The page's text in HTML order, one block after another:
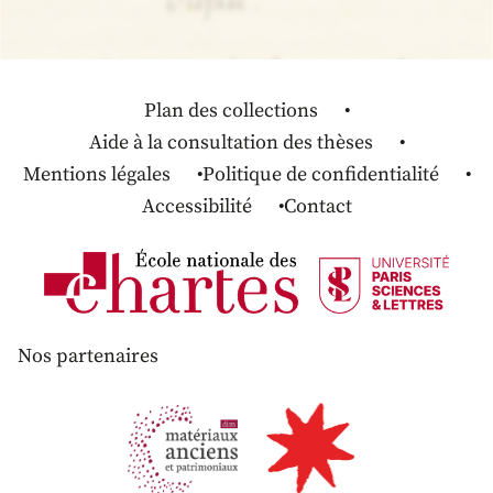
Plan des collections
Aide à la consultation des thèses
Mentions légales
Politique de confidentialité
Accessibilité
Contact
Nos partenaires